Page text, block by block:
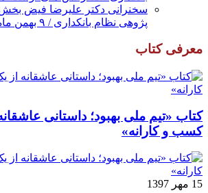
سخنرانی دکتر علیرضا فیض بخش
پژوهی نظام بانکداری / ۹ بهمن ماه ۹۲
معرفی کتاب
کتاب «تیم ملی بهبود؛ داستانی
کسب و کارانه»
15 مهر 1397